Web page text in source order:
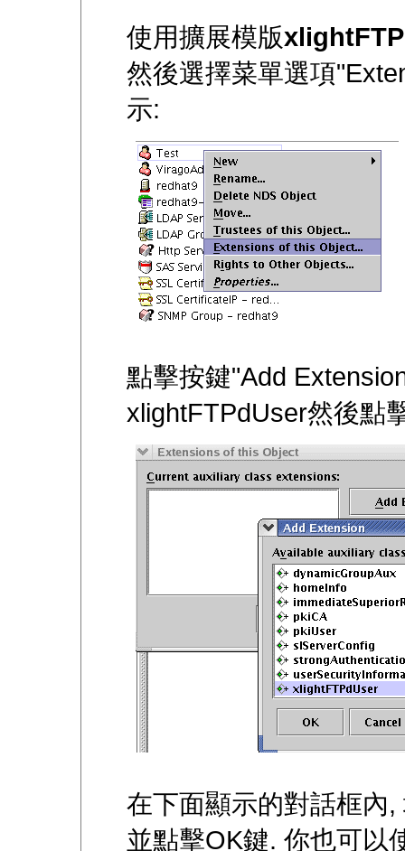
使用擴展模版
然後選擇菜單選項
示:
點擊按鍵"Add
xlightFTPdUser然後點
在下面顯示的對話框內
並點擊OK鍵. 你也可以